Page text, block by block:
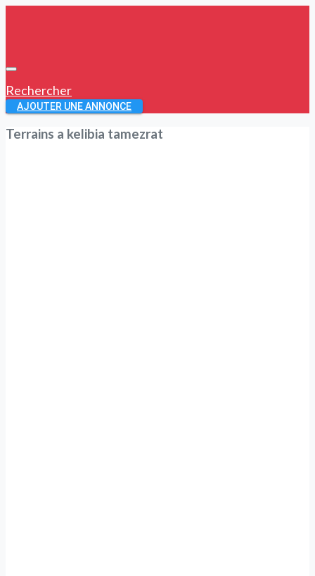
Rechercher
AJOUTER UNE ANNONCE
Terrains a kelibia tamezrat